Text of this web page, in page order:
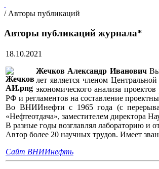
/ Авторы публикаций
Авторы публикаций журнала*
18.10.2021
Жечков Александр Иванович
лет является членом
экономического анализа
РФ и регламентов на составление
Во ВНИИнефти с 1965 года (с
«Нефтеотдача», заместителем директора
В разные годы возглавлял лабораторию и
Автор более 20 научных трудов. Имеет
Сайт ВНИИнефть